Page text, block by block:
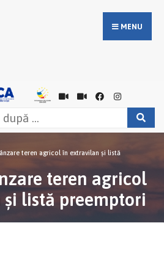
MENU
teren agricol în extravilan şi listă
teren agricol
listă preemptori